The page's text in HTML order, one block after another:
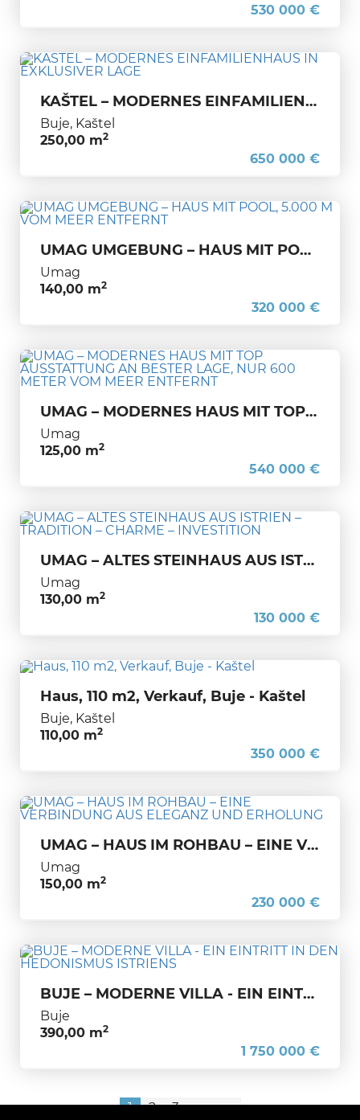
530 000 €
KAŠTEL – MODERNES EINFAMILIENHAUS IN EXKLUSIVER LAGE
Buje, Kaštel
250,00 m2
650 000 €
UMAG UMGEBUNG – HAUS MIT POOL, 5.000 M VOM MEER ENTFERNT
Umag
140,00 m2
320 000 €
UMAG – MODERNES HAUS MIT TOP AUSSTATTUNG AN BESTER LAGE, NUR 600 METER VOM MEER ENTFERNT
Umag
125,00 m2
540 000 €
UMAG – ALTES STEINHAUS AUS ISTRIEN – TRADITION – CHARME – INVESTITION
Umag
130,00 m2
130 000 €
Haus, 110 m2, Verkauf, Buje - Kaštel
Buje, Kaštel
110,00 m2
350 000 €
UMAG – HAUS IM ROHBAU – EINE VERBINDUNG AUS ELEGANZ UND ERHOLUNG
Umag
150,00 m2
230 000 €
BUJE – MODERNE VILLA - EIN EINTRITT IN DEN HEDONISMUS ISTRIENS
Buje
390,00 m2
1 750 000 €
1 2 3 > >>